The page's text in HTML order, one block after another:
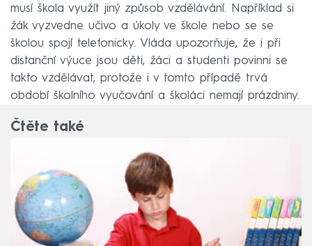
musí škola využít jiný způsob vzdělávání. Například si
žák vyzvedne učivo a úkoly ve škole nebo se se
školou spojí telefonicky. Vláda upozorňuje, že i při
distanční výuce jsou děti, žáci a studenti povinni se
takto vzdělávat, protože i v tomto případě trvá
období školního vyučování a školáci nemají prázdniny.
Čtěte také